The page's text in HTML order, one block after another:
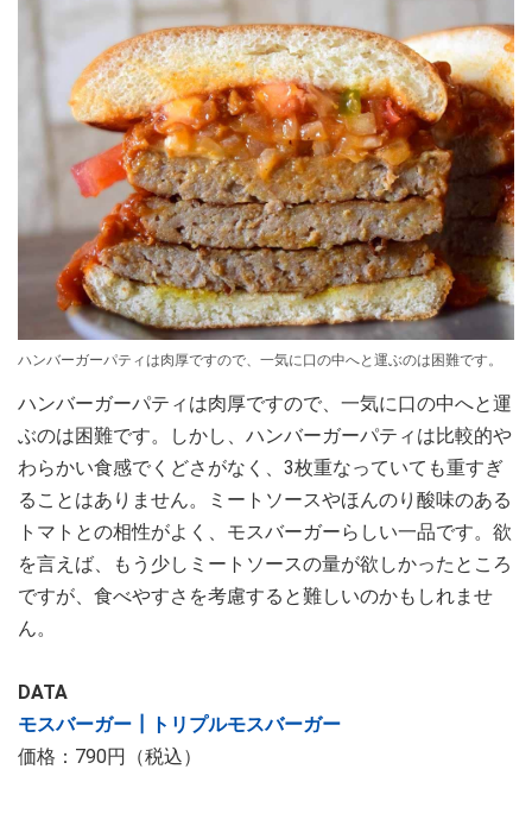
ハンバーガーパティは肉厚ですので、一気に口の中へと運ぶのは困難です。
ハンバーガーパティは肉厚ですので、一気に口の中へと運
ぶのは困難です。しかし、ハンバーガーパティは比較的や
わらかい食感でくどさがなく、3枚重なっていても重すぎ
ることはありません。ミートソースやほんのり酸味のある
トマトとの相性がよく、モスバーガーらしい一品です。欲
を言えば、もう少しミートソースの量が欲しかったところ
ですが、食べやすさを考慮すると難しいのかもしれませ
ん。
DATA
モスバーガー┃トリプルモスバーガー
価格：790円（税込）